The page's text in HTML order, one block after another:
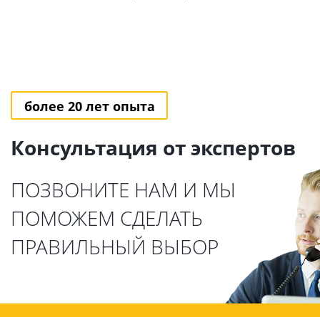
более 20 лет опыта
Консультация от экспертов
ПОЗВОНИТЕ НАМ И МЫ
ПОМОЖЕМ СДЕЛАТЬ
ПРАВИЛЬНЫЙ ВЫБОР